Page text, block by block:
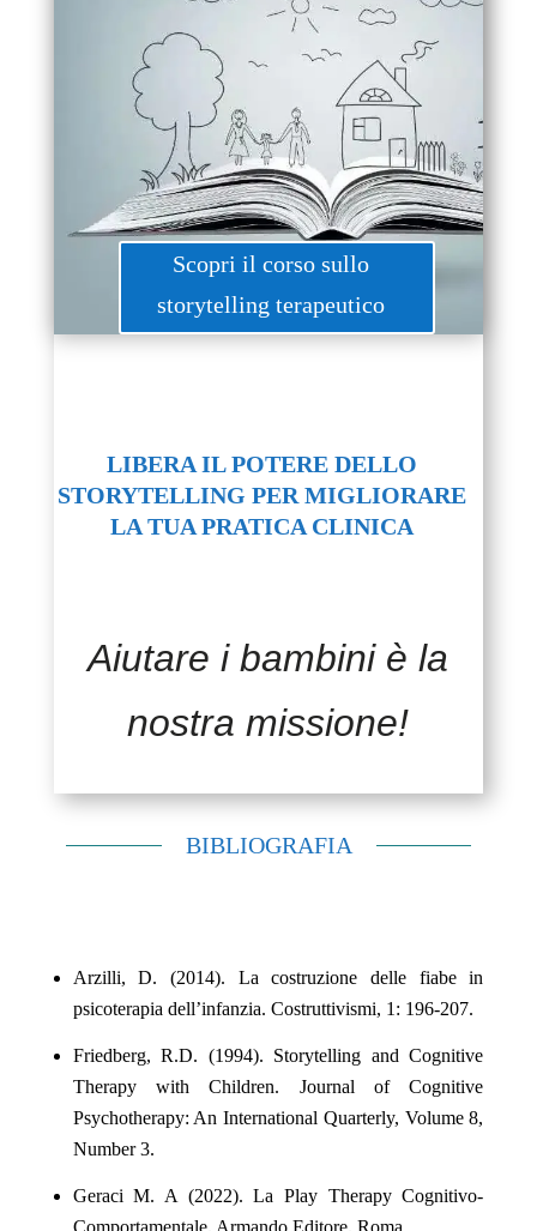
Scopri il corso sullo
storytelling terapeutico
LIBERA IL POTERE DELLO
STORYTELLING PER MIGLIORARE
LA TUA PRATICA CLINICA
Aiutare i bambini è la
nostra missione!
BIBLIOGRAFIA
Arzilli, D. (2014). La costruzione delle fiabe in
psicoterapia dell’infanzia. Costruttivismi, 1: 196-207.
Friedberg, R.D. (1994). Storytelling and Cognitive
Therapy with Children. Journal of Cognitive
Psychotherapy: An International Quarterly, Volume 8,
Number 3.
Geraci M. A (2022). La Play Therapy Cognitivo-
Comportamentale. Armando Editore. Roma